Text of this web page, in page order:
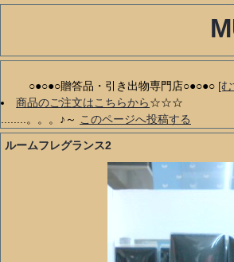
○●○●○贈答品・引き出物専門店○●○●○ [む
商品のご注文はこちらから☆☆☆
........。。。♪～ このページへ投稿する
ルームフレグランス2